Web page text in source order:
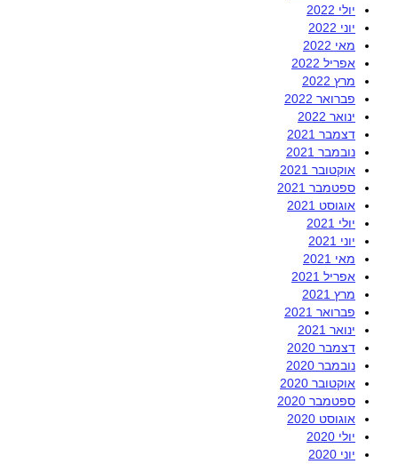
יולי 2022
יוני 2022
מאי 2022
אפריל 2022
מרץ 2022
פברואר 2022
ינואר 2022
דצמבר 2021
נובמבר 2021
אוקטובר 2021
ספטמבר 2021
אוגוסט 2021
יולי 2021
יוני 2021
מאי 2021
אפריל 2021
מרץ 2021
פברואר 2021
ינואר 2021
דצמבר 2020
נובמבר 2020
אוקטובר 2020
ספטמבר 2020
אוגוסט 2020
יולי 2020
יוני 2020